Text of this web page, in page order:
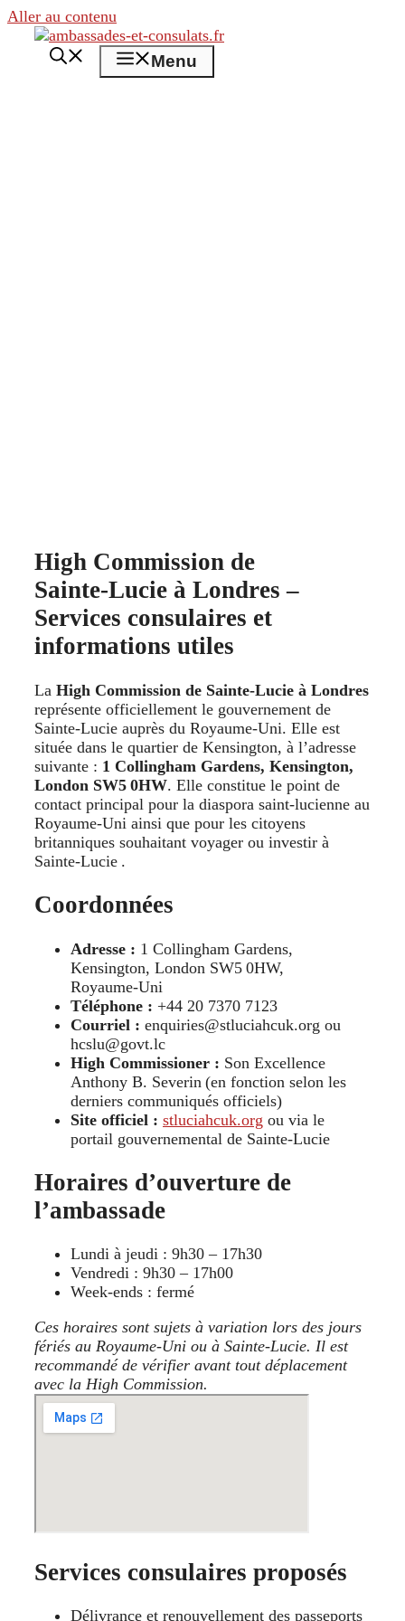
Aller au contenu
Menu
High Commission de
Sainte‑Lucie à Londres –
Services consulaires et
informations utiles
La High Commission de Sainte‑Lucie à Londres
représente officiellement le gouvernement de
Sainte‑Lucie auprès du Royaume‑Uni. Elle est
située dans le quartier de Kensington, à l’adresse
suivante : 1 Collingham Gardens, Kensington,
London SW5 0HW. Elle constitue le point de
contact principal pour la diaspora saint‑lucienne au
Royaume‑Uni ainsi que pour les citoyens
britanniques souhaitant voyager ou investir à
Sainte‑Lucie .
Coordonnées
Adresse : 1 Collingham Gardens,
Kensington, London SW5 0HW,
Royaume‑Uni
Téléphone : +44 20 7370 7123
Courriel : enquiries@stluciahcuk.org ou
hcslu@govt.lc
High Commissioner : Son Excellence
Anthony B. Severin (en fonction selon les
derniers communiqués officiels)
Site officiel : stluciahcuk.org ou via le
portail gouvernemental de Sainte‑Lucie
Horaires d’ouverture de
l’ambassade
Lundi à jeudi : 9h30 – 17h30
Vendredi : 9h30 – 17h00
Week‑ends : fermé
Ces horaires sont sujets à variation lors des jours
fériés au Royaume‑Uni ou à Sainte‑Lucie. Il est
recommandé de vérifier avant tout déplacement
avec la High Commission.
Services consulaires proposés
Délivrance et renouvellement des passeports